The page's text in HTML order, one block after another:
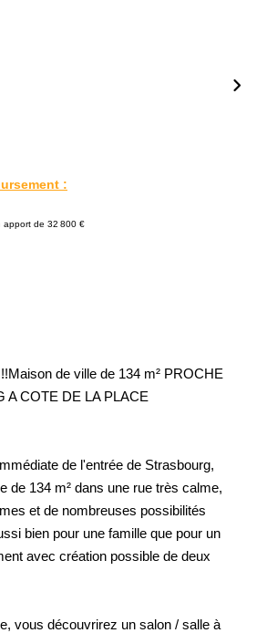
GESTION
:
apport de 32 800 €
de ville de 134 m² PROCHE
A COTE DE LA PLACE
de l'entrée de Strasbourg,
de 134 m² dans une rue très calme,
et de nombreuses possibilités
bien pour une famille que pour un
avec création possible de deux
vous découvrirez un salon / salle à